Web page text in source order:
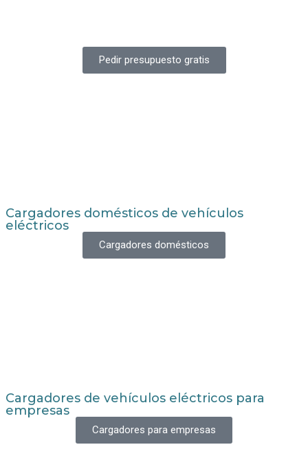
Pedir presupuesto gratis
Cargadores domésticos de vehículos
eléctricos
Cargadores domésticos
Cargadores de vehículos eléctricos para
empresas
Cargadores para empresas